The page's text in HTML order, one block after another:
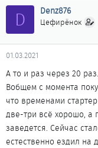
т
м
ы
а
ч
л
D Denz876
Цефирёнок
01.03.2021
А то и раз через 20
Вобщем с момента
что временами
две-три всё хорошо, а
заведется. Сейчас
естественно ездил на